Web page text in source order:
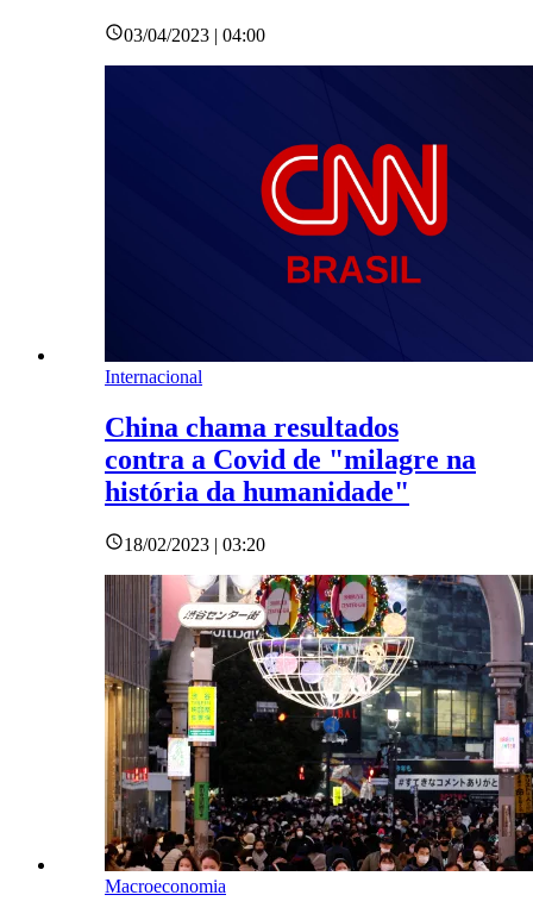
03/04/2023 | 04:00
Internacional
China chama resultados
contra a Covid de "milagre na
história da humanidade"
18/02/2023 | 03:20
Macroeconomia